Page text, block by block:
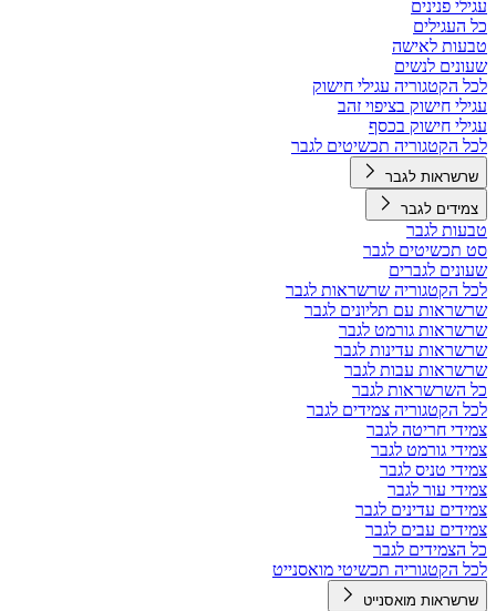
עגילי פנינים
כל העגילים
טבעות לאישה
שעונים לנשים
לכל הקטגוריה עגילי חישוק
עגילי חישוק בציפוי זהב
עגילי חישוק בכסף
לכל הקטגוריה תכשיטים לגבר
שרשראות לגבר
צמידים לגבר
טבעות לגבר
סט תכשיטים לגבר
שעונים לגברים
לכל הקטגוריה שרשראות לגבר
שרשראות עם תליונים לגבר
שרשראות גורמט לגבר
שרשראות עדינות לגבר
שרשראות עבות לגבר
כל השרשראות לגבר
לכל הקטגוריה צמידים לגבר
צמידי חריטה לגבר
צמידי גורמט לגבר
צמידי טניס לגבר
צמידי עור לגבר
צמידים עדינים לגבר
צמידים עבים לגבר
כל הצמידים לגבר
לכל הקטגוריה תכשיטי מואסנייט
שרשראות מואסנייט